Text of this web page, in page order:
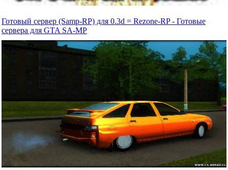
Готовый сервер (Samp-RP) для 0.3d = Rezone-RP - Готовые
сервера для GTA SA-MP
Моды Машин